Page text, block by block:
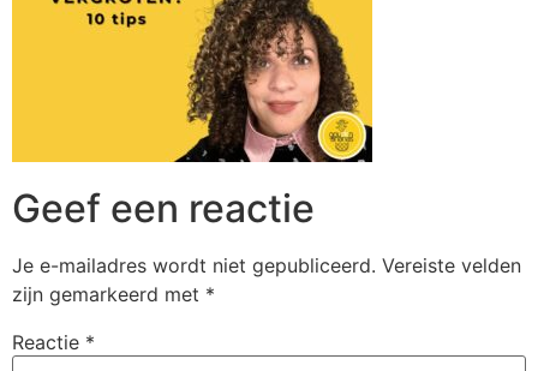
Geef een reactie
Je e-mailadres wordt niet gepubliceerd. Vereiste velden
zijn gemarkeerd met *
Reactie *